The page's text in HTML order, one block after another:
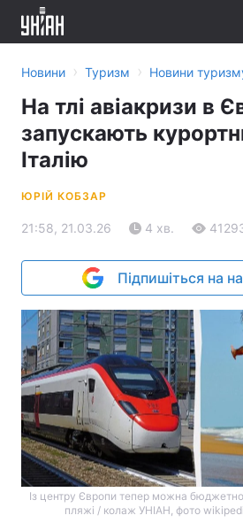
Новини › Туризм › Новини
На тлі авіакризи в
запускають
Італію
ЮРІЙ КОБЗАР
21:58, 21.03.26 4 хв.
Підпишіться на
Із центру Європи тепер можна бюджетно
пляжі / колаж УНІАН, фото